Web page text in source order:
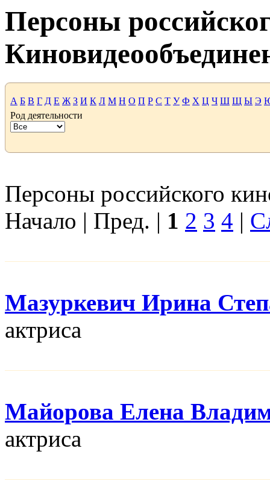
Персоны
А Б В Г Д Е Ж З И К Л М Н О П Р С Т У Ф Х Ц Ч Ш Щ Ы Э
Род деятельности
Персоны российского
Начало | Пред. | 1 2 3 4 |
Мазуркевич Ирина
актриса
Майорова Елена
актриса